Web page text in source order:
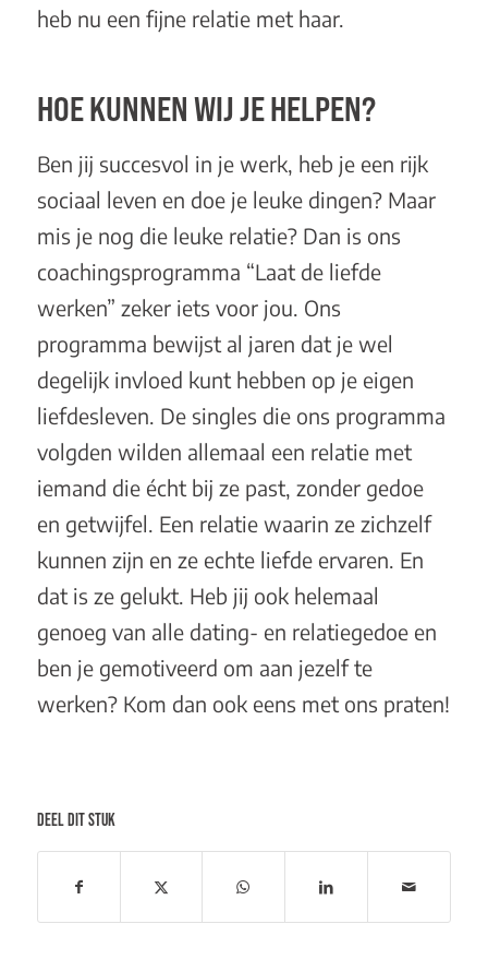
heb nu een fijne relatie met haar.
HOE KUNNEN WIJ JE HELPEN?
Ben jij succesvol in je werk, heb je een rijk
sociaal leven en doe je leuke dingen? Maar
mis je nog die leuke relatie? Dan is ons
coachingsprogramma “Laat de liefde
werken” zeker iets voor jou. Ons
programma bewijst al jaren dat je wel
degelijk invloed kunt hebben op je eigen
liefdesleven. De singles die ons programma
volgden wilden allemaal een relatie met
iemand die écht bij ze past, zonder gedoe
en getwijfel. Een relatie waarin ze zichzelf
kunnen zijn en ze echte liefde ervaren. En
dat is ze gelukt. Heb jij ook helemaal
genoeg van alle dating- en relatiegedoe en
ben je gemotiveerd om aan jezelf te
werken? Kom dan ook eens met ons praten!
DEEL DIT STUK